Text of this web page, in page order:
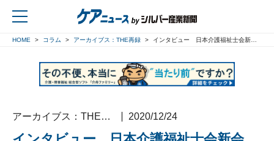
HOME コラム アーカイブス：THE再録 インタビュー 日本介護福祉士会新会長 石橋真二氏 （２００６年８月１０日号）
アーカイブス：THE再録 2020/12/24